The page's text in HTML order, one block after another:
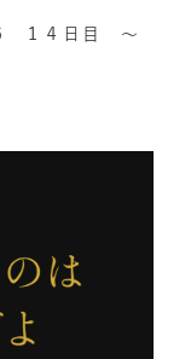
１４日目 ～